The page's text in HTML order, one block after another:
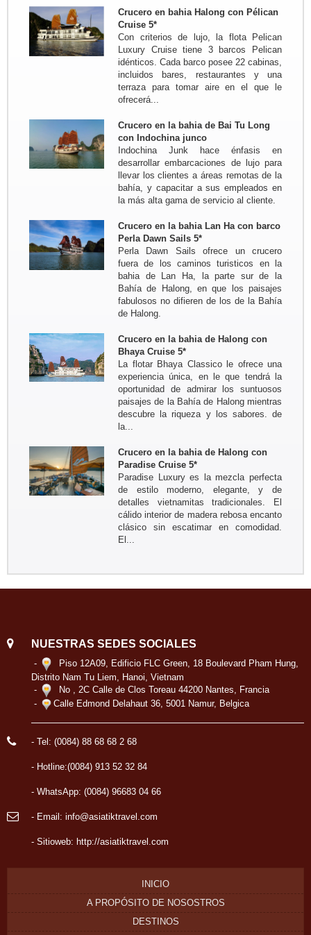
personas de...
Trayecto en resumen: Saigon -
MyTho - VinhLong ( en casa de
habitante) - CanTho ( En casa de
habitante ) - HoiAn - Hue - Hanoi -
MaiChau - HoaLu - Bahia de...
Grupo: Familia de JADOUL (05
personas)
Hich - Pu Luong Retreat - Pueblo
Kho Muong - Tam Coc - Vinh -
Cueva Phong Nha - Hue - HoiAn -
My Son - Hanoi - Bahia de...
Grupo: Familia COIGNARD
Stephane (05 personas)
Viaje al Norte de Vietnam para
- MaiHich - Pu Luong Retreat -
Pueblo Kho Muong - Pueblo Huou -
Tam Coc - Cat Ba - Isla...
Grupo: Sra Annette DELESTRE y
sus amigos ...
Viaje de Norte a Sur del 17 oct al 30
oct 2017
Resumen: Hanoi - Pueblo Mai Hich -
- Bahia de Halong - Tren nocturno...
Groupo: Sr BRIEUC de Meeus y
Sra Sibylle SMETS
Circuito a medida para descubrir el
sur de Vietnam y el Camboya del 4
marzo al 14 marzo 2017
Bruselas - Saigon - Tay Ninh -
Crucero en bahia Halong con Pélican
Cruise 5*
Con criterios de lujo, la flota Pelican
Luxury Cruise tiene 3 barcos Pelican
idénticos. Cada barco posee 22 cabinas,
incluidos bares, restaurantes y una
terraza para tomar aire en el que le
ofrecerá...
Crucero en la bahia de Bai Tu Long
con Indochina junco
Indochina Junk hace énfasis en
desarrollar embarcaciones de lujo para
llevar los clientes a áreas remotas de la
bahía, y capacitar a sus empleados en
la más alta gama de servicio al cliente.
Crucero en la bahia Lan Ha con barco
Perla Dawn Sails 5*
Perla Dawn Sails ofrece un crucero
fuera de los caminos turisticos en la
bahia de Lan Ha, la parte sur de la
Bahía de Halong, en que los paisajes
fabulosos no difieren de los de la Bahía
de Halong.
Crucero en la bahia de Halong con
Bhaya Cruise 5*
La flotar Bhaya Classico le ofrece una
experiencia única, en le que tendrá la
oportunidad de admirar los suntuosos
paisajes de la Bahía de Halong mientras
descubre la riqueza y los sabores. de
la...
Crucero en la bahia de Halong con
Paradise Cruise 5*
Paradise Luxury es la mezcla perfecta
de estilo moderno, elegante, y de
detalles vietnamitas tradicionales. El
cálido interior de madera rebosa encanto
clásico sin escatimar en comodidad.
El...
NUESTRAS SEDES SOCIALES
-
Piso 12A09, Edificio FLC Green, 18 Boulevard Pham Hung,
Distrito Nam Tu Liem, Hanoi, Vietnam
-
No , 2C Calle de Clos Toreau 44200 Nantes, Francia
-
Calle Edmond Delahaut 36, 5001 Namur, Belgica
- Tel: (0084) 88 68 68 2 68
- Hotline:(0084) 913 52 32 84
- WhatsApp: (0084) 96683 04 66
- Email: info@asiatiktravel.com
- Sitioweb: http://asiatiktravel.com
INICIO
A PROPÓSITO DE NOSOSTROS
DESTINOS